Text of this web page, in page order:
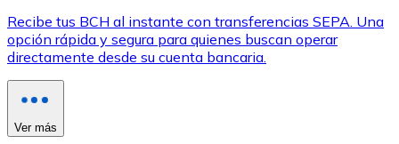
Recibe tus BCH al instante con transferencias SEPA. Una
opción rápida y segura para quienes buscan operar
directamente desde su cuenta bancaria.
Ver más